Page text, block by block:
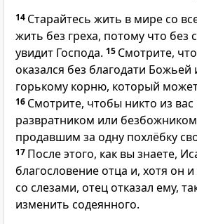
14 Старайтесь жить в мире со
жить без греха, потому что без
увидит Господа. 15 Смотрите,
оказался без благодати Божьей
горькому корню, который
16 Смотрите, чтобы никто из вас
развратником или
продавшим за одну похлёбку
17 После этого, как вы знаете,
благословение отца и, хотя он
со слезами, отец отказал ему,
изменить содеянного.